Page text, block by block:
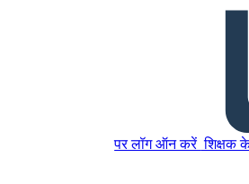
पर लॉग ऑन करें शिक्षक
इस स्टोरीबोर्ड को